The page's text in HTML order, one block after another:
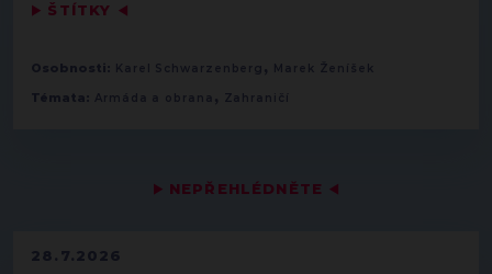
▶ NEPŘEHLÉDNĚTE ◀
28.7.2026
▶ ŠTÍTKY ◀
Osobnosti: Karel Schwarzenberg , Marek Ženíšek
Témata: Armáda a obrana , Zahraničí